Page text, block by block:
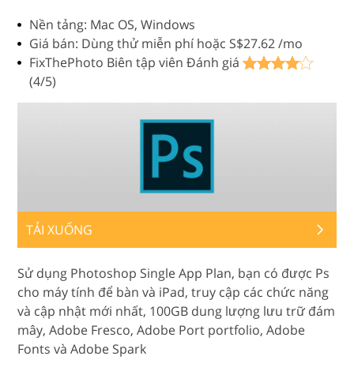
Nền tảng: Mac OS, Windows
Giá bán: Dùng thử miễn phí hoặc S$27.62 /mo
FixThePhoto Biên tập viên Đánh giá
(4/5)
TẢI XUỐNG
Sử dụng Photoshop Single App Plan, bạn có được Ps
cho máy tính để bàn và iPad, truy cập các chức năng
và cập nhật mới nhất, 100GB dung lượng lưu trữ đám
mây, Adobe Fresco, Adobe Port portfolio, Adobe
Fonts và Adobe Spark